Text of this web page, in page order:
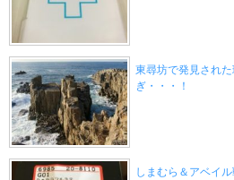
東尋坊で発見され
ぎ・・・！
しまむら＆アベイ